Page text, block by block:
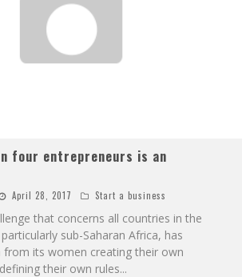
four entrepreneurs is an
April 28, 2017 Start a business
that concerns all countries in the
sub-Saharan Africa, has
from its women creating their own
their own rules...